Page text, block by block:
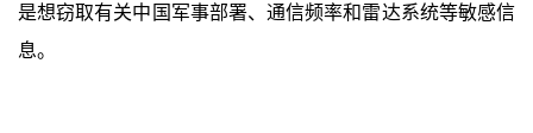
是想窃取有关中国军事部署、通信频率和雷达系统等敏感信
息。